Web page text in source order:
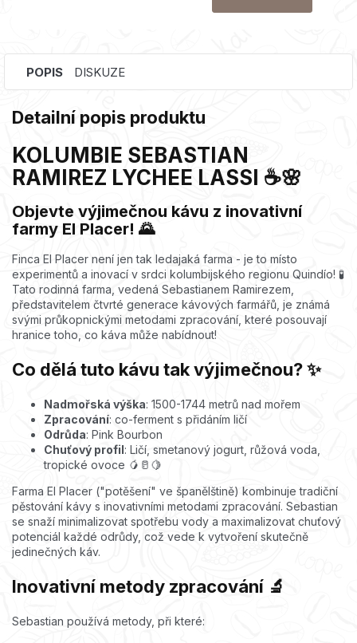
POPIS DISKUZE
Detailní popis produktu
KOLUMBIE SEBASTIAN
RAMIREZ LYCHEE LASSI ☕🌸
Objevte výjimečnou kávu z inovativní
farmy El Placer! 🌄
Finca El Placer není jen tak ledajaká farma - je to místo
experimentů a inovací v srdci kolumbijského regionu Quindío! 🧪
Tato rodinná farma, vedená Sebastianem Ramirezem,
představitelem čtvrté generace kávových farmářů, je známá
svými průkopnickými metodami zpracování, které posouvají
hranice toho, co káva může nabídnout!
Co dělá tuto kávu tak výjimečnou? ✨
Nadmořská výška: 1500-1744 metrů nad mořem
Zpracování: co-ferment s přidáním ličí
Odrůda: Pink Bourbon
Chuťový profil: Ličí, smetanový jogurt, růžová voda,
tropické ovoce 🥭🥛🍋
Farma El Placer ("potěšení" ve španělštině) kombinuje tradiční
pěstování kávy s inovativními metodami zpracování. Sebastian
se snaží minimalizovat spotřebu vody a maximalizovat chuťový
potenciál každé odrůdy, což vede k vytvoření skutečně
jedinečných káv.
Inovativní metody zpracování 🔬
Sebastian používá metody, při které: